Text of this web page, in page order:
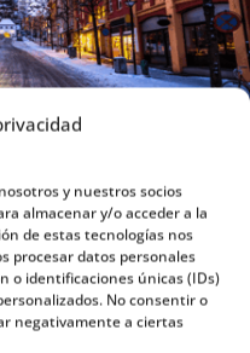
y nuestros socios
almacenar y/o acceder a la
de estas tecnologías nos
procesar datos personales
o identificaciones únicas (IDs)
No consentir o
negativamente a ciertas
trenes en un
de al menos 10 o 12
enNoruega Tours